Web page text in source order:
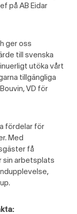
på AB Eidar
ger oss
till svenska
utöka vårt
tillgängliga
VD för
fördelar för
Med
få
sin arbetsplats